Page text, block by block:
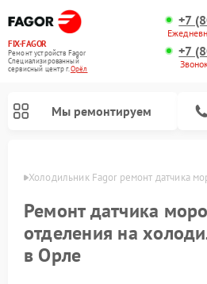
FIX-FAGOR
Ремонт устройств Fagor
Специализированный
cервисный центр г.Орёл
+7
+7
Мы ремонтируем
Холодильник Fagor ремонт датчика
Ремонт датчика
отделения на
в Орле